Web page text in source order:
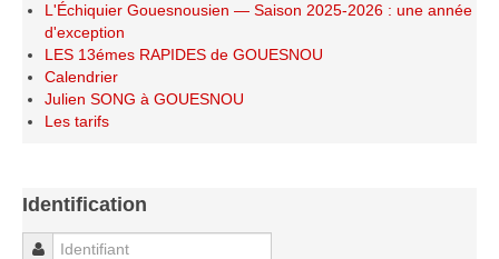
L'Échiquier Gouesnousien — Saison 2025-2026 : une année
d'exception
LES 13émes RAPIDES de GOUESNOU
Calendrier
Julien SONG à GOUESNOU
Les tarifs
Identification
Identifiant